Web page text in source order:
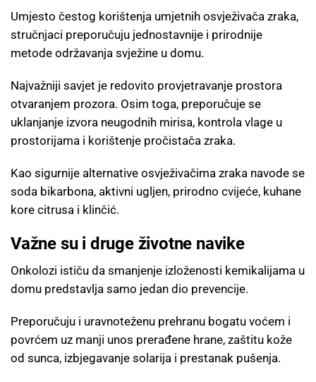
Umjesto čestog korištenja umjetnih osvježivača zraka,
stručnjaci preporučuju jednostavnije i prirodnije
metode održavanja svježine u domu.
Najvažniji savjet je redovito provjetravanje prostora
otvaranjem prozora. Osim toga, preporučuje se
uklanjanje izvora neugodnih mirisa, kontrola vlage u
prostorijama i korištenje pročistača zraka.
Kao sigurnije alternative osvježivačima zraka navode se
soda bikarbona, aktivni ugljen, prirodno cvijeće, kuhane
kore citrusa i klinčić.
Važne su i druge životne navike
Onkolozi ističu da smanjenje izloženosti kemikalijama u
domu predstavlja samo jedan dio prevencije.
Preporučuju i uravnoteženu prehranu bogatu voćem i
povrćem uz manji unos prerađene hrane, zaštitu kože
od sunca, izbjegavanje solarija i prestanak pušenja.